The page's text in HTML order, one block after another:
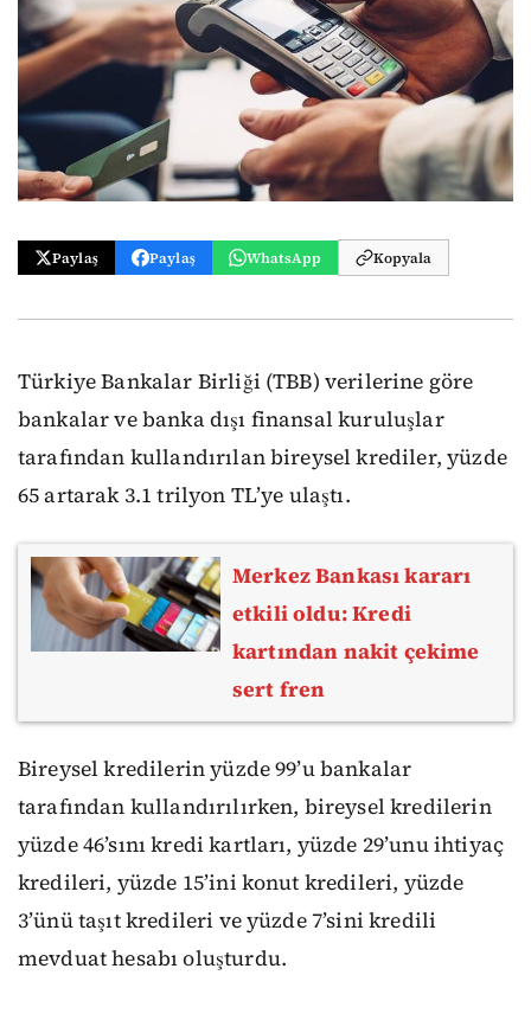
Paylaş Paylaş WhatsApp Kopyala
Türkiye Bankalar Birliği (TBB) verilerine göre
bankalar ve banka dışı finansal kuruluşlar
tarafından kullandırılan bireysel krediler, yüzde
65 artarak 3.1 trilyon TL’ye ulaştı.
Merkez Bankası kararı
etkili oldu: Kredi
kartından nakit çekime
sert fren
Bireysel kredilerin yüzde 99’u bankalar
tarafından kullandırılırken, bireysel kredilerin
yüzde 46’sını kredi kartları, yüzde 29’unu ihtiyaç
kredileri, yüzde 15’ini konut kredileri, yüzde
3’ünü taşıt kredileri ve yüzde 7’sini kredili
mevduat hesabı oluşturdu.